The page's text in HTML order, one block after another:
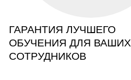
ГАРАНТИЯ ЛУЧШЕГО
ОБУЧЕНИЯ ДЛЯ ВАШИХ
СОТРУДНИКОВ